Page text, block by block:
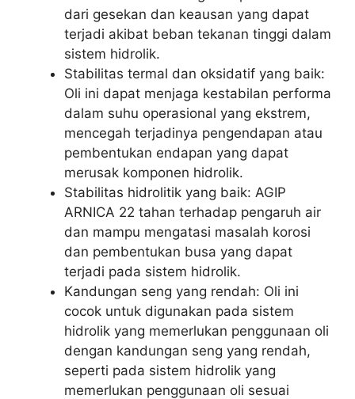
dari gesekan dan keausan yang dapat
terjadi akibat beban tekanan tinggi dalam
sistem hidrolik.
Stabilitas termal dan oksidatif yang baik:
Oli ini dapat menjaga kestabilan performa
dalam suhu operasional yang ekstrem,
mencegah terjadinya pengendapan atau
pembentukan endapan yang dapat
merusak komponen hidrolik.
Stabilitas hidrolitik yang baik: AGIP
ARNICA 22 tahan terhadap pengaruh air
dan mampu mengatasi masalah korosi
dan pembentukan busa yang dapat
terjadi pada sistem hidrolik.
Kandungan seng yang rendah: Oli ini
cocok untuk digunakan pada sistem
hidrolik yang memerlukan penggunaan oli
dengan kandungan seng yang rendah,
seperti pada sistem hidrolik yang
memerlukan penggunaan oli sesuai